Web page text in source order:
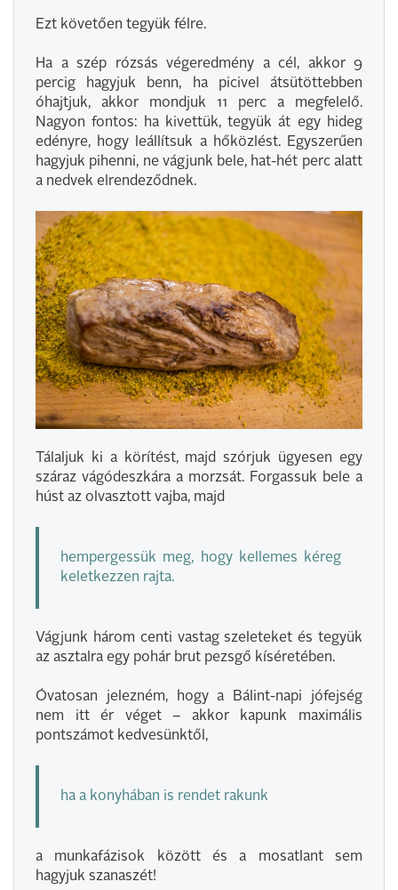
Ezt követően tegyük félre.
Ha a szép rózsás végeredmény a cél, akkor 9
percig hagyjuk benn, ha picivel átsütöttebben
óhajtjuk, akkor mondjuk 11 perc a megfelelő.
Nagyon fontos: ha kivettük, tegyük át egy hideg
edényre, hogy leállítsuk a hőközlést. Egyszerűen
hagyjuk pihenni, ne vágjunk bele, hat-hét perc alatt
a nedvek elrendeződnek.
Tálaljuk ki a körítést, majd szórjuk ügyesen egy
száraz vágódeszkára a morzsát. Forgassuk bele a
húst az olvasztott vajba, majd
hempergessük meg, hogy kellemes kéreg
keletkezzen rajta.
Vágjunk három centi vastag szeleteket és tegyük
az asztalra egy pohár brut pezsgő kíséretében.
Óvatosan jelezném, hogy a Bálint-napi jófejség
nem itt ér véget – akkor kapunk maximális
pontszámot kedvesünktől,
ha a konyhában is rendet rakunk
a munkafázisok között és a mosatlant sem
hagyjuk szanaszét!